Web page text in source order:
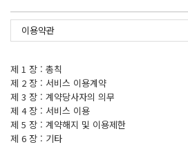
이용약관
제 1 장 : 총칙
제 2 장 : 서비스 이용계약
제 3 장 : 계약당사자의 의무
제 4 장 : 서비스 이용
제 5 장 : 계약해지 및 이용제한
제 6 장 : 기타